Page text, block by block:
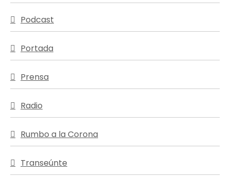
Podcast
Portada
Prensa
Radio
Rumbo a la Corona
Transeúnte